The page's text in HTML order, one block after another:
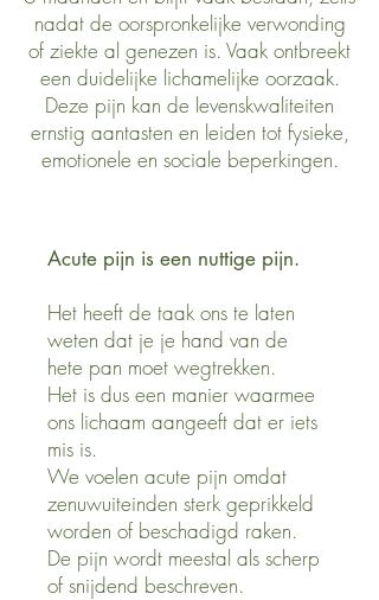
nadat de oorspronkelijke verwonding
of ziekte al genezen is. Vaak ontbreekt
een duidelijke lichamelijke oorzaak.
Deze pijn kan de levenskwaliteiten
ernstig aantasten en leiden tot fysieke,
emotionele en sociale beperkingen.
Acute pijn is een nuttige pijn.
Het heeft de taak ons te laten
weten dat je je hand van de
hete pan moet wegtrekken.
Het is dus een manier waarmee
ons lichaam aangeeft dat er iets
mis is.
We voelen acute pijn omdat
zenuwuiteinden sterk geprikkeld
worden of beschadigd raken.
De pijn wordt meestal als scherp
of snijdend beschreven.